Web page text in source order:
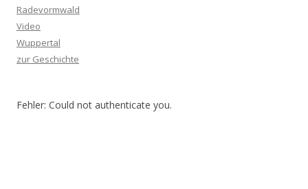
Radevormwald
Video
Wuppertal
zur Geschichte
Fehler: Could not authenticate you.